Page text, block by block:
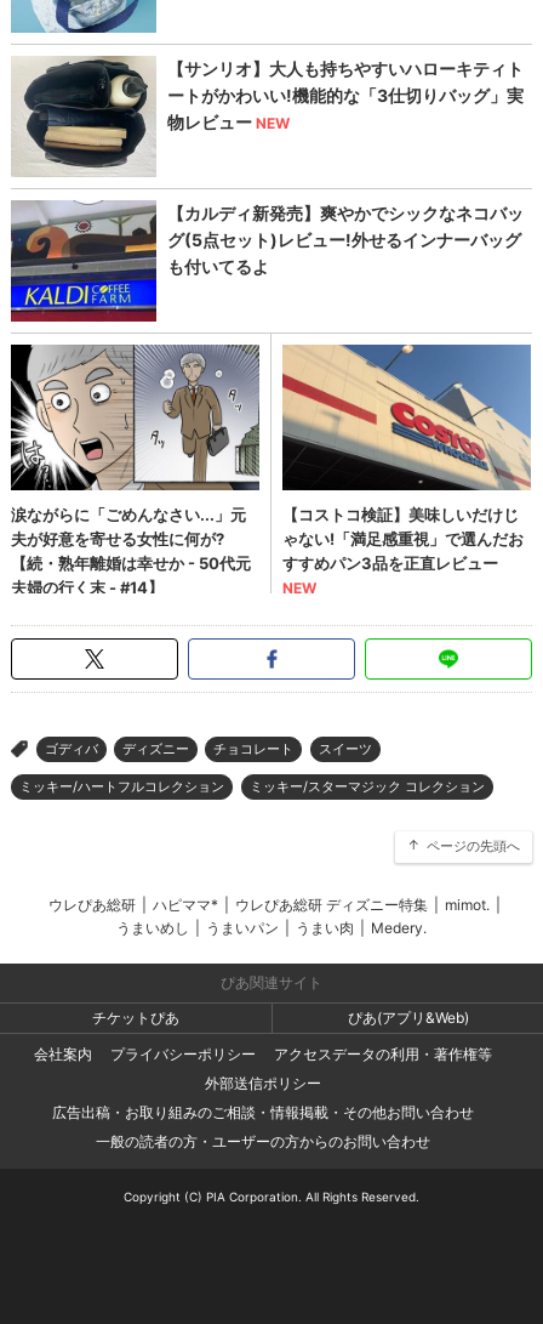
> ゴディバ ディズニー チョコレート スイーツ
ミッキー/ハートフルコレクション ミッキー/スターマジック コレクション
ページの先頭へ
ウレぴあ総研 ハピママ* ウレぴあ総研 ディズニー特集 mimot.
うまいめし
うまいパン うまい肉 Medery.
ぴあ関連サイト
チケットぴあ
ぴあ(アプリ&Web)
会社案内
プライバシーポリシー
アクセスデータの利用・著作権等
外部送信ポリシー
広告出稿・お取り組みのご相談・情報掲載・その他お問い合わせ
一般の読者の方・ユーザーの方からのお問い合わせ
Copyright (C) PIA Corporation. All Rights Reserved.